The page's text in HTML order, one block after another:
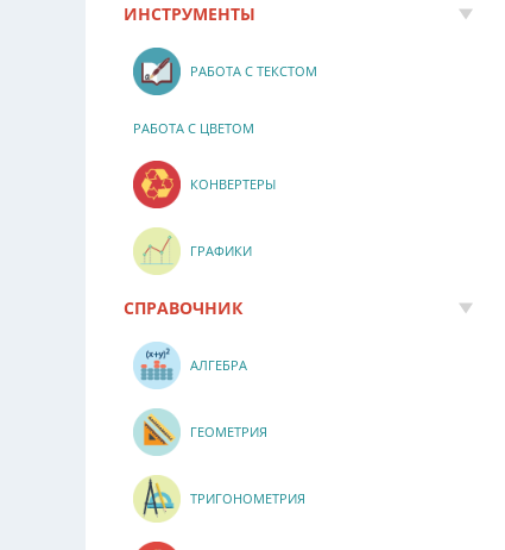
ИНСТРУМЕНТЫ
РАБОТА С ТЕКСТОМ
РАБОТА С ЦВЕТОМ
КОНВЕРТЕРЫ
ГРАФИКИ
СПРАВОЧНИК
АЛГЕБРА
ГЕОМЕТРИЯ
ТРИГОНОМЕТРИЯ